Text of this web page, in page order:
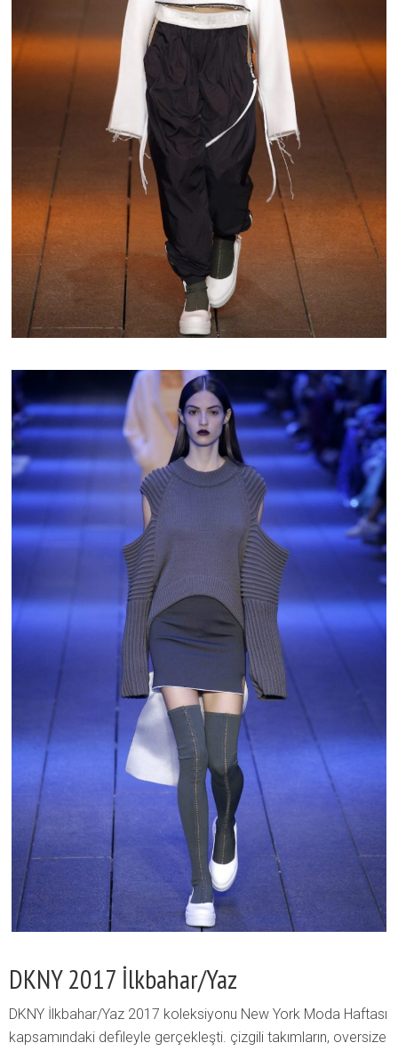
DKNY 2017 İlkbahar/Yaz
DKNY İlkbahar/Yaz 2017 koleksiyonu New York Moda Haftası
kapsamındaki defileyle gerçekleşti. çizgili takımların, oversize